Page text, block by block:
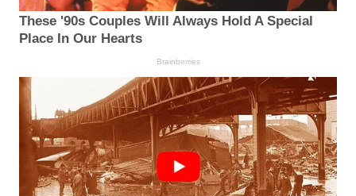
These '90s Couples Will Always Hold A Special
Place In Our Hearts
Brainberries